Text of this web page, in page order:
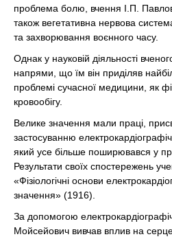
проблема болю, вчення І.П.
також вегетативна нервова
та захворювання воєнного часу.
Однак у науковій діяльності
напрями, що їм він приділяв
проблемі сучасної медицини, як
кровообігу.
Велике значення мали праці,
застосуванню
який усе більше поширювався у
Результати своїх спостережень
«Фізіологічні основи
значення» (1916).
За допомогою
Мойсейович вивчав вплив на